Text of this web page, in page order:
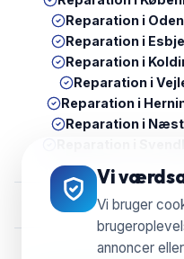
Vi
Vi bruger
annoncer
Reparation i
Reparation i
Reparation i
Reparation i
Reparation i
Reparation i